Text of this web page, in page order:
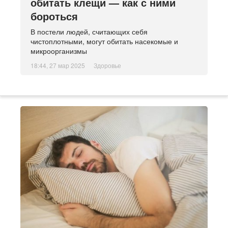
бороться
В постели людей, считающих себя
чистоплотными, могут обитать насекомые и
микроорганизмы
18:44, 27 мар 2025 Здоровье